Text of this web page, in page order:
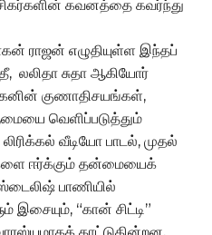
கவனத்தை கவர்ந்து
ராஜன் எழுதியுள்ள இந்தப்
லலிதா சுதா ஆகியோர்
குணாதிசயங்கள்,
வெளிப்படுத்தும்
வீடியோ பாடல், முதல்
ஈர்க்கும் தன்மையைக்
பாணியில்
இசையும், “கான் சிட்டி”